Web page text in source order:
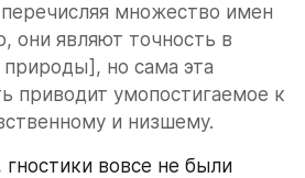
множество имен
они являют точность в
но сама эта
приводит умопостигаемое к
и низшему.
гностики вовсе не были